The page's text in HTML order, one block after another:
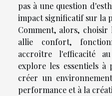
pas à une question
impact significatif sur la
Comment, alors,
allie confort,
accroître l'efficacité
explore les essentiels
créer un
performance et à la